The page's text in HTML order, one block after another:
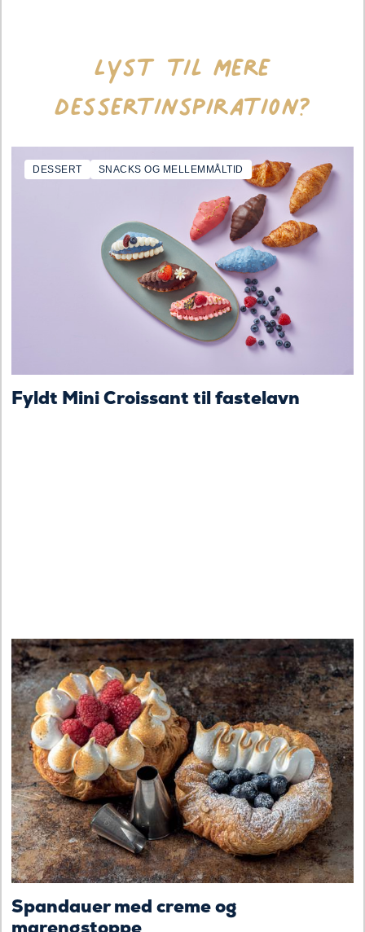
Lyst til mere
dessertinspiration?
DESSERT SNACKS OG MELLEMMÅLTID
Fyldt Mini Croissant til fastelavn
Spandauer med creme og